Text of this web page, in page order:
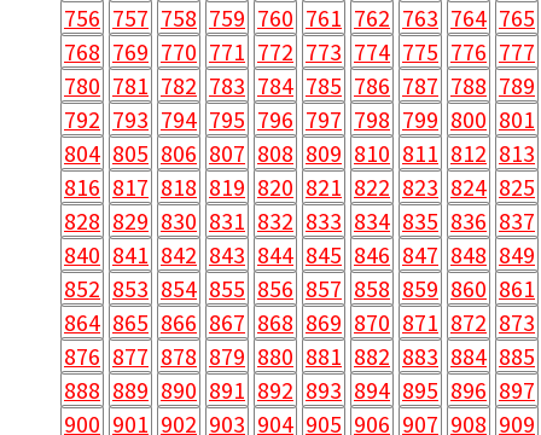
756 757 758 759 760 761 762 763 764 765
768 769 770 771 772 773 774 775 776 777
780 781 782 783 784 785 786 787 788 789
792 793 794 795 796 797 798 799 800 801
804 805 806 807 808 809 810 811 812 813
816 817 818 819 820 821 822 823 824 825
828 829 830 831 832 833 834 835 836 837
840 841 842 843 844 845 846 847 848 849
852 853 854 855 856 857 858 859 860 861
864 865 866 867 868 869 870 871 872 873
876 877 878 879 880 881 882 883 884 885
888 889 890 891 892 893 894 895 896 897
900 901 902 903 904 905 906 907 908 909